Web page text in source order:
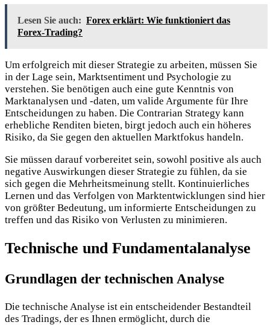
Lesen Sie auch: Forex erklärt: Wie funktioniert das
Forex-Trading?
Um erfolgreich mit dieser Strategie zu arbeiten, müssen Sie
in der Lage sein, Marktsentiment und Psychologie zu
verstehen. Sie benötigen auch eine gute Kenntnis von
Marktanalysen und -daten, um valide Argumente für Ihre
Entscheidungen zu haben. Die Contrarian Strategy kann
erhebliche Renditen bieten, birgt jedoch auch ein höheres
Risiko, da Sie gegen den aktuellen Marktfokus handeln.
Sie müssen darauf vorbereitet sein, sowohl positive als auch
negative Auswirkungen dieser Strategie zu fühlen, da sie
sich gegen die Mehrheitsmeinung stellt. Kontinuierliches
Lernen und das Verfolgen von Marktentwicklungen sind hier
von größter Bedeutung, um informierte Entscheidungen zu
treffen und das Risiko von Verlusten zu minimieren.
Technische und Fundamentalanalyse
Grundlagen der technischen Analyse
Die technische Analyse ist ein entscheidender Bestandteil
des Tradings, der es Ihnen ermöglicht, durch die